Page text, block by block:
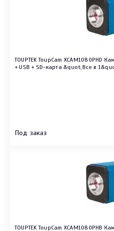
TOUPTEK ToupCam XCAM1080PHD
+ USB + SD-карта &quot;Все в
Под заказ
TOUPTEK ToupCam XCAM1080PHB